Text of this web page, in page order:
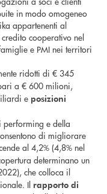
in modo omogeneo
appartenenti al
cooperativo nel
e PMI nei territori
ridotti di € 345
a € 600 milioni,
e posizioni
performing e della
di migliorare
al 4,2% (4,8% nel
determinano un
che colloca il
Il rapporto di